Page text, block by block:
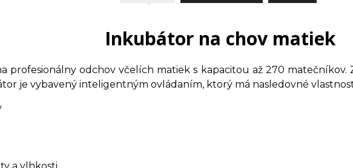
Inkubátor na chov matiek
profesionálny odchov včelích matiek s kapacitou až 270
je vybavený inteligentným ovládaním, ktorý má nasledovné